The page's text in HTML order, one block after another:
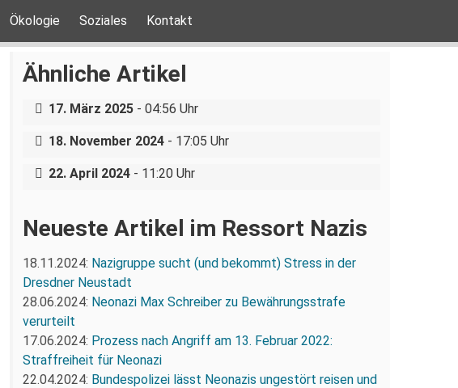
Ökologie Soziales Kontakt
Ähnliche Artikel
Über eine AfD-Rede zum
Holocaustgedenktag in Coswig bei
Dresden
17. März 2025- 04:56 Uhr
Nazigruppe sucht (und bekommt)
Stress in der Dresdner Neustadt
18. November 2024- 17:05 Uhr
Bundespolizei lässt Neonazis
ungestört reisen und angreifen
22. April 2024- 11:20 Uhr
Neueste Artikel im Ressort Nazis
18.11.2024: Nazigruppe sucht (und bekommt) Stress in der
Dresdner Neustadt
28.06.2024: Neonazi Max Schreiber zu Bewährungsstrafe
verurteilt
17.06.2024: Prozess nach Angriff am 13. Februar 2022:
Straffreiheit für Neonazi
22.04.2024: Bundespolizei lässt Neonazis ungestört reisen und